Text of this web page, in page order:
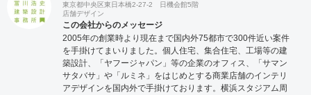
東京都中央区東日本橋2-27-2 日機会館5階
店舗デザイン
この会社からのメッセージ
2005年の創業時より現在まで国内外75都市で300件近い案件
を手掛けてまいりました。個人住宅、集合住宅、工場等の建
築設計、「ヤフージャパン」等の企業のオフィス、「サマン
サタバサ」や「ルミネ」をはじめとする商業店舗のインテリ
アデザインを国内外で手掛けております。横浜スタジアム周